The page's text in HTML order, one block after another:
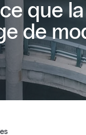
que la
de